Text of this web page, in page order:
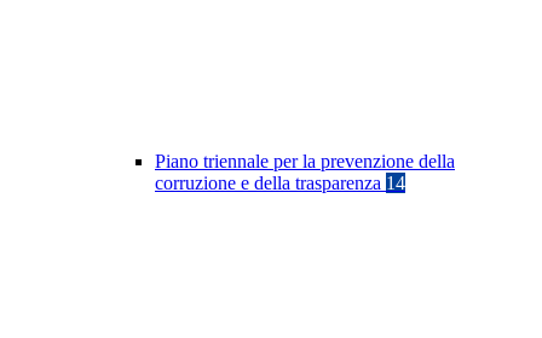
Piano triennale per la prevenzione della
corruzione e della trasparenza 14